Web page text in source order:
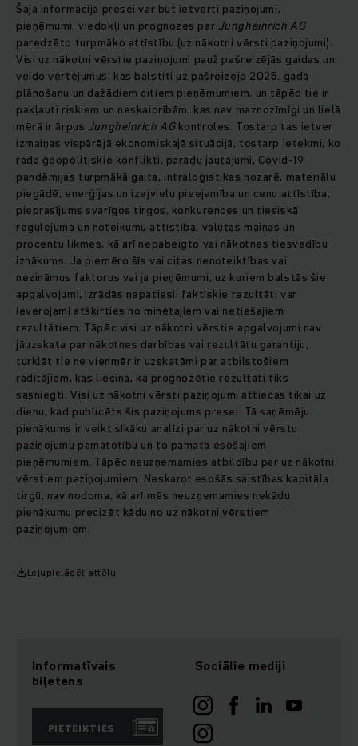
Šajā informācijā presei var būt ietverti paziņojumi,
pieņēmumi, viedokļi un prognozes par Jungheinrich AG
paredzēto turpmāko attīstību (uz nākotni vērsti paziņojumi).
Visi uz nākotni vērstie paziņojumi pauž pašreizējās gaidas un
veido vērtējumus, kas balstīti uz pašreizējo 2025. gada
plānošanu un dažādiem citiem pieņēmumiem, un tāpēc tie ir
pakļauti riskiem un neskaidrībām, kas nav maznozīmīgi un lielā
mērā ir ārpus Jungheinrich AGkontroles. Tostarp tas ietver
izmaiņas vispārējā ekonomiskajā situācijā, tostarp ietekmi, ko
rada ģeopolitiskie konflikti, parādu jautājumi, Covid-19
pandēmijas turpmākā gaita, intraloģistikas nozarē, materiālu
piegādē, enerģijas un izejvielu pieejamība un cenu attīstība,
pieprasījums svarīgos tirgos, konkurences un tiesiskā
regulējuma un noteikumu attīstība, valūtas maiņas un
procentu likmes, kā arī nepabeigto vai nākotnes tiesvedību
iznākums. Ja piemēro šīs vai citas nenoteiktības vai
nezināmus faktorus vai ja pieņēmumi, uz kuriem balstās šie
apgalvojumi, izrādās nepatiesi, faktiskie rezultāti var
ievērojami atšķirties no minētajiem vai netiešajiem
rezultātiem. Tāpēc visi uz nākotni vērstie apgalvojumi nav
jāuzskata par nākotnes darbības vai rezultātu garantiju,
turklāt tie ne vienmēr ir uzskatāmi par atbilstošiem
rādītājiem, kas liecina, ka prognozētie rezultāti tiks
sasniegti. Visi uz nākotni vērsti paziņojumi attiecas tikai uz
dienu, kad publicēts šis paziņojums presei. Tā saņēmēju
pienākums ir veikt sīkāku analīzi par uz nākotni vērstu
paziņojumu pamatotību un to pamatā esošajiem
pieņēmumiem. Tāpēc neuzņemamies atbildību par uz nākotni
vērstiem paziņojumiem. Neskarot esošās saistības kapitāla
tirgū, nav nodoma, kā arī mēs neuzņemamies nekādu
pienākumu precizēt kādu no uz nākotni vērstiem
paziņojumiem.
Lejupielādēt attēlu
Informatīvais
biļetens
PIETEIKTIES
Sociālie mediji